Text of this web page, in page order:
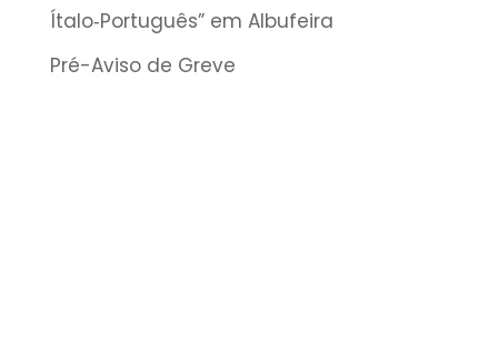
Ítalo‑Português” em Albufeira
Pré-Aviso de Greve